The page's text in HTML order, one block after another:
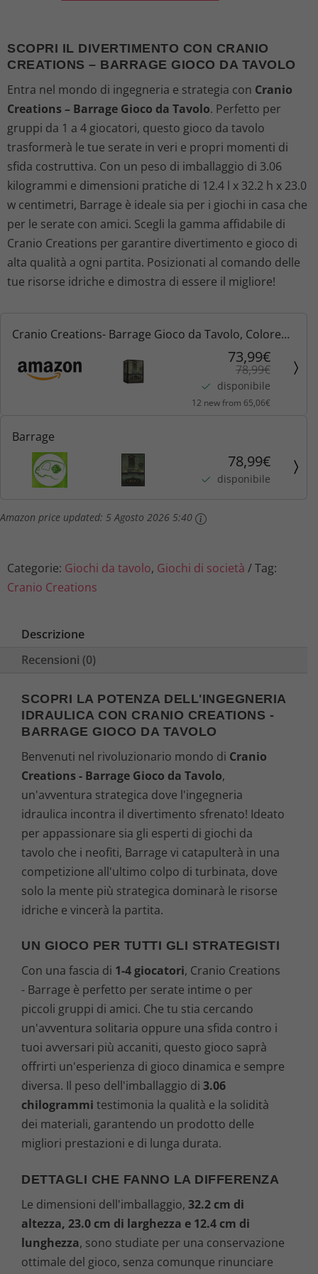
e
z
z
o
o
r
i
g
n
a
e
r
a
9
.
e
z
z
o
a
t
t
u
l
,
9
SCOPRI IL DIVERTIMENTO CON CRANIO
CREATIONS – BARRAGE GIOCO DA TAVOLO
Entra nel mondo di ingegneria e strategia con Cranio
Creations – Barrage Gioco da Tavolo. Perfetto per
gruppi da 1 a 4 giocatori, questo gioco da tavolo
trasformerà le tue serate in veri e propri momenti di
sfida costruttiva. Con un peso di imballaggio di 3.06
kilogrammi e dimensioni pratiche di 12.4 l x 32.2 h x 23.0
w centimetri, Barrage è ideale sia per i giochi in casa che
per le serate con amici. Scegli la gamma affidabile di
Cranio Creations per garantire divertimento e gioco di
alta qualità a ogni partita. Posizionati al comando delle
tue risorse idriche e dimostra di essere il migliore!
Cranio Creations- Barrage Gioco da Tavolo, Colore
73,99€
78,99€
disponibile
12 new from 65,06€
Barrage
78,99€
disponibile
Amazon price updated: 5 Agosto 2026 5:40
Categorie: Giochi da tavolo, Giochi di società
Tag:
Cranio Creations
Descrizione
Recensioni (0)
SCOPRI LA POTENZA DELL'INGEGNERIA
IDRAULICA CON CRANIO CREATIONS -
BARRAGE GIOCO DA TAVOLO
Benvenuti nel rivoluzionario mondo di Cranio
Creations - Barrage Gioco da Tavolo,
un'avventura strategica dove l'ingegneria
idraulica incontra il divertimento sfrenato! Ideato
per appassionare sia gli esperti di giochi da
tavolo che i neofiti, Barrage vi catapulterà in una
competizione all'ultimo colpo di turbinata, dove
solo la mente più strategica dominarà le risorse
idriche e vincerà la partita.
UN GIOCO PER TUTTI GLI STRATEGISTI
Con una fascia di 1-4 giocatori, Cranio Creations
- Barrage è perfetto per serate intime o per
piccoli gruppi di amici. Che tu stia cercando
un'avventura solitaria oppure una sfida contro i
tuoi avversari più accaniti, questo gioco saprà
offrirti un'esperienza di gioco dinamica e sempre
diversa. Il peso dell'imballaggio di 3.06
chilogrammi testimonia la qualità e la solidità
dei materiali, garantendo un prodotto delle
migliori prestazioni e di lunga durata.
DETTAGLI CHE FANNO LA DIFFERENZA
Le dimensioni dell'imballaggio, 32.2 cm di
altezza, 23.0 cm di larghezza e 12.4 cm di
lunghezza, sono studiate per una conservazione
ottimale del gioco, senza comunque rinunciare